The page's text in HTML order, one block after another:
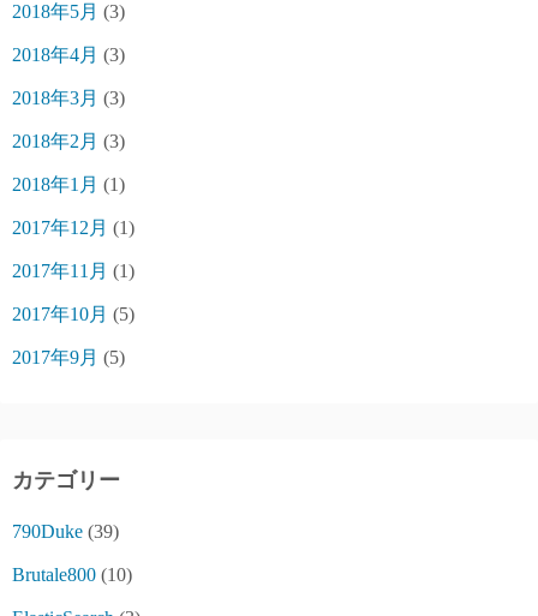
2018年5月 (3)
2018年4月 (3)
2018年3月 (3)
2018年2月 (3)
2018年1月 (1)
2017年12月 (1)
2017年11月 (1)
2017年10月 (5)
2017年9月 (5)
カテゴリー
790Duke (39)
Brutale800 (10)